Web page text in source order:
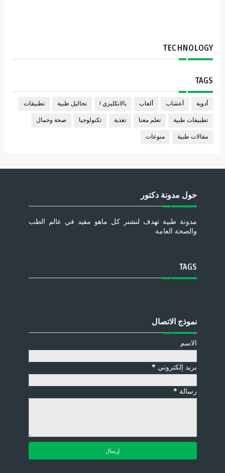
TECHNOLOGY
TAGS
أدوية أعشاب ألعاب بالانكليزي ! تحاليل طبية تطبيقات
تطبيقات طبية تعلم معنا تغذية تكنولوجيا صحة وجمال
مقالات طبية منوعات
حول مدونة دكتور
مدونة طبية تهدف لنشنر كل ماهو مفيد في عالم الطب
والصحة العامة
TAGS
نموذج الاتصال
الاسم
بريد إلكتروني *
رسالة *